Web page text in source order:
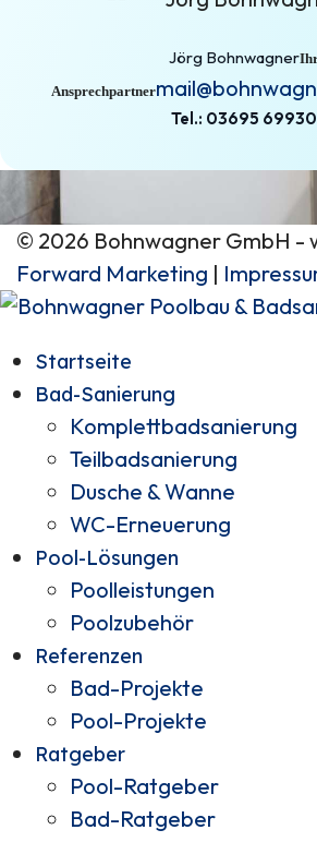
Jörg Bohnwagner
Ansprechpartner
Tel.: 03695 69930
© 2026 Bohnwagner GmbH -
Forward Marketing |
Startseite
Bad-Sanierung
Komplettbadsanierung
Teilbadsanierung
Dusche & Wanne
WC-Erneuerung
Pool-Lösungen
Poolleistungen
Poolzubehör
Referenzen
Bad-Projekte
Pool-Projekte
Ratgeber
Pool-Ratgeber
Bad-Ratgeber